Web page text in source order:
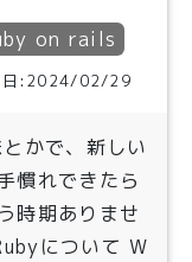
on rails
:2024/02/29
かで、新しい
慣れできたら
時期ありませ
について W